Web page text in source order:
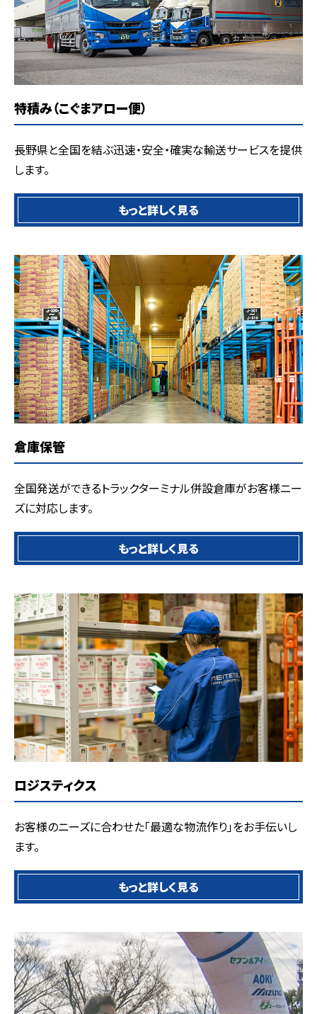
特積み（こぐまアロー便）
長野県と全国を結ぶ迅速・安全・確実な輸送サービスを提供
します。
もっと詳しく見る
倉庫保管
全国発送ができるトラックターミナル併設倉庫がお客様ニー
ズに対応します。
もっと詳しく見る
ロジスティクス
お客様のニーズに合わせた「最適な物流作り」をお手伝いし
ます。
もっと詳しく見る